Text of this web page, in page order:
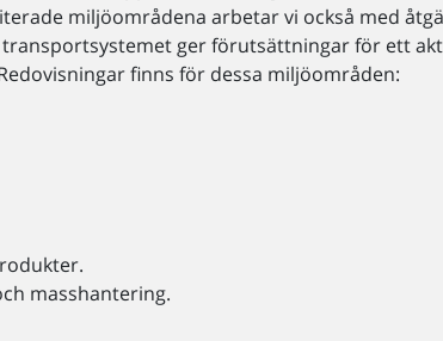
miljöområdena arbetar vi också med
ger förutsättningar för ett
finns för dessa miljöområden:
masshantering.